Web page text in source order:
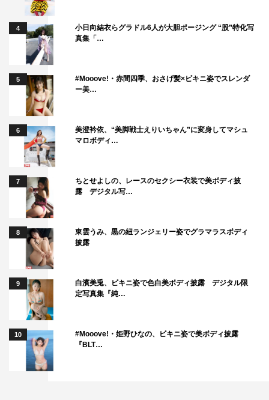
4
小日向結衣らグラドル6人が大胆ポージング “股”特化写
真集「…
5
#Mooove!・赤間四季、おさげ髪×ビキニ姿でスレンダ
ー美…
6
美澄衿依、“美脚戦士えりいちゃん”に変身してマシュ
マロボディ…
7
ちとせよしの、レースのセクシー衣装で美ボディ披
露 デジタル写…
8
東雲うみ、黒の紐ランジェリー姿でグラマラスボディ
披露
9
白濱美兎、ビキニ姿で色白美ボディ披露 デジタル限
定写真集『純…
10
#Mooove!・姫野ひなの、ビキニ姿で美ボディ披露
『BLT…